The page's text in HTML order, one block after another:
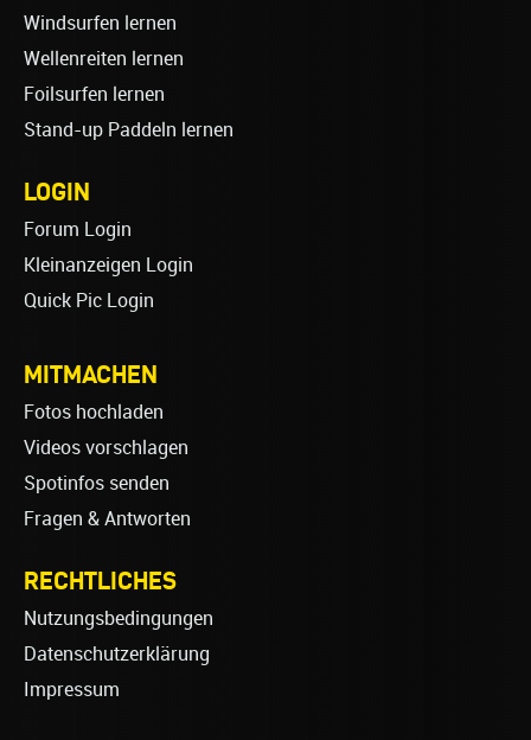
Windsurfen lernen
Wellenreiten lernen
Foilsurfen lernen
Stand-up Paddeln lernen
LOGIN
Forum Login
Kleinanzeigen Login
Quick Pic Login
MITMACHEN
Fotos hochladen
Videos vorschlagen
Spotinfos senden
Fragen & Antworten
RECHTLICHES
Nutzungsbedingungen
Datenschutzerklärung
Impressum